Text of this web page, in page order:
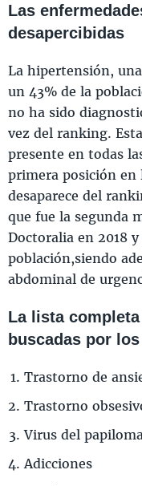
Las
desapercibidas
La hipertensión,
un 43% de la
no ha sido
vez del ranking.
presente en todas
primera posición en
desaparece del
que fue la segunda
Doctoralia en 2018
población,siendo
abdominal de
La lista
buscadas por
Trastorno de
Trastorno
Virus del
Adicciones